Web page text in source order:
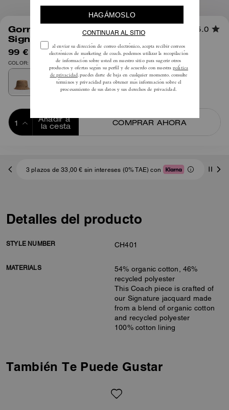
Gorra Bucket de Jacquard
Signature
5.0
99 € 150 €
COLOR: Caqui
Añadir a
la cesta
COMPRAR AHORA
3 plazos de 33,00 € sin intereses (0% TAE) con
Detalles del producto
STYLE NUMBER CH401
MATERIALS
54% organic cotton, 46%
recycled polyester
This Coach piece is crafted of
our Signature jacquard made
from a blend of organic cotton
and recycled polyester
100% cotton lining
También Te Puede Gustar